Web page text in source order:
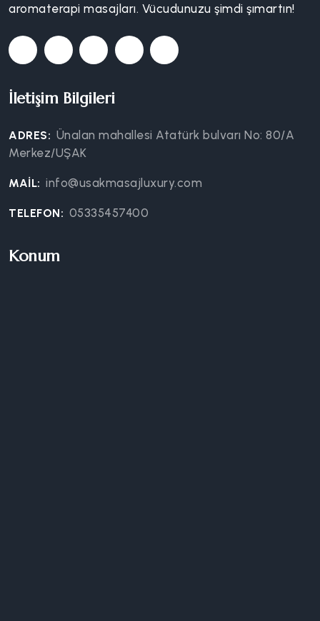
aromaterapi masajları. Vücudunuzu şimdi şımartın!
İletişim Bilgileri
ADRES: Ünalan mahallesi Atatürk bulvarı No: 80/A
Merkez/UŞAK
MAIL: info@usakmasajluxury.com
TELEFON: 05335457400
Konum